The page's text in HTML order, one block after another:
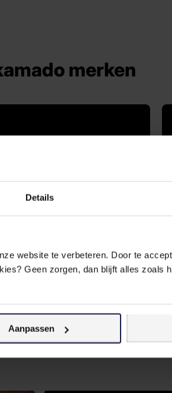
Details
website te verbeteren. Door te
Geen zorgen, dan blijft alles zoals
Aanpassen
merken